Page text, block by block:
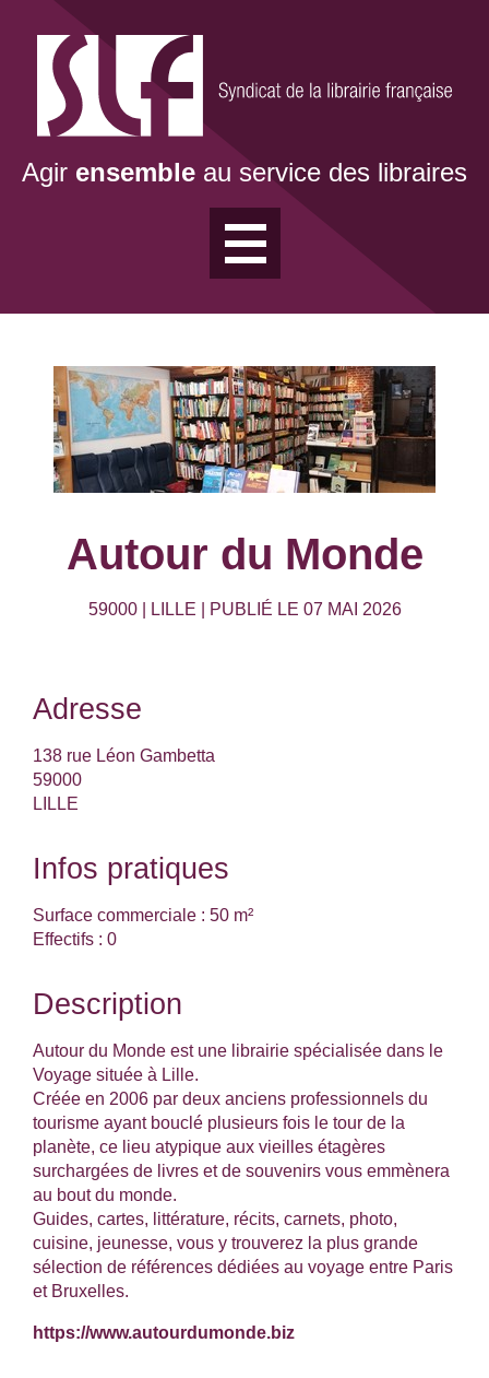
contenu
principal
Agir ensemble au service des libraires
Autour du Monde
59000 | LILLE | PUBLIÉ LE 07 MAI 2026
Adresse
138 rue Léon Gambetta
59000
LILLE
Infos pratiques
Surface commerciale : 50 m²
Effectifs : 0
Description
Autour du Monde est une librairie spécialisée dans le
Voyage située à Lille.
Créée en 2006 par deux anciens professionnels du
tourisme ayant bouclé plusieurs fois le tour de la
planète, ce lieu atypique aux vieilles étagères
surchargées de livres et de souvenirs vous emmènera
au bout du monde.
Guides, cartes, littérature, récits, carnets, photo,
cuisine, jeunesse, vous y trouverez la plus grande
sélection de références dédiées au voyage entre Paris
et Bruxelles.
https://www.autourdumonde.biz